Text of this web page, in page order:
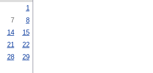
1
7
8
14
15
21
22
28
29